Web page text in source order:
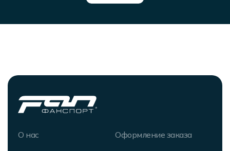
О нас Оформление заказа